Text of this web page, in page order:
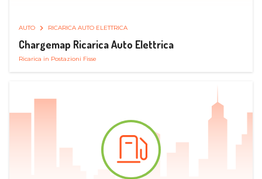
AUTO RICARICA AUTO ELETTRICA
Chargemap Ricarica Auto Elettrica
Ricarica in Postazioni Fisse